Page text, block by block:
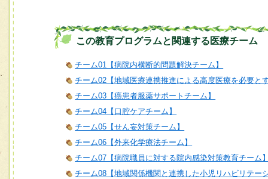
この教育プログラムと関連する医療チーム
チーム01【病院内横断的問題解決チーム】
チーム02【地域医療連携推進による高度医療を必要と
チーム03【癌患者服薬サポートチーム】
チーム04【口腔ケアチーム】
チーム05【せん妄対策チーム】
チーム06【外来化学療法チーム】
チーム07【病院職員に対する院内感染対策教育チーム
チーム08【地域関係機関と連携した小児リハビリテー